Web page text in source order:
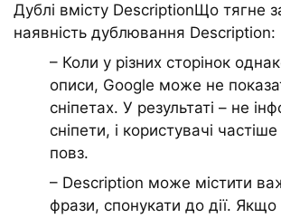
Дублі вмісту DescriptionЩо тягне
наявність дублювання Description:
– Коли у різних сторінок
описи, Google може не
сніпетах. У результаті – не
сніпети, і користувачі
повз.
– Description може містити
фрази, спонукати до дії.